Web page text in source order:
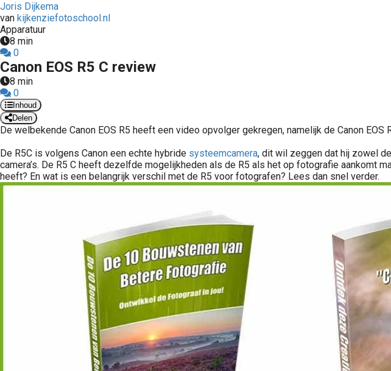
Joris Dijkema
van kijkenziefotoschool.nl
Apparatuur
8 min
0
Canon EOS R5 C review
8 min
0
Inhoud
Delen
De welbekende Canon EOS R5 heeft een video opvolger gekregen, namelijk de Canon EOS
De R5C is volgens Canon een echte hybride systeemcamera, dit wil zeggen dat hij zowel
camera’s. De R5 C heeft dezelfde mogelijkheden als de R5 als het op fotografie aankomt
heeft? En wat is een belangrijk verschil met de R5 voor fotografen? Lees dan snel verder.